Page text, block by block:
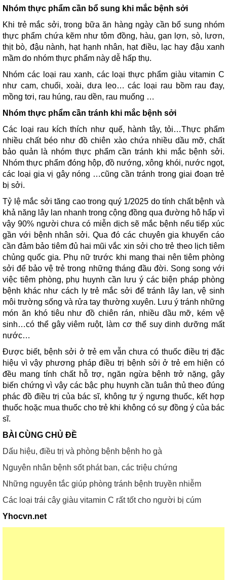
Nhóm thực phẩm cần bổ sung khi mắc bệnh sởi
Khi trẻ mắc sởi, trong bữa ăn hàng ngày cần bổ sung nhóm
thực phẩm chứa kẽm như tôm đồng, hàu, gan lợn, sò, lươn,
thịt bò, đậu nành, hạt hạnh nhân, hạt điều, lạc hay đậu xanh
mầm do nhóm thực phẩm này dễ hấp thụ.
Nhóm các loại rau xanh, các loại thực phẩm giàu vitamin C
như cam, chuối, xoài, dưa leo… các loại rau bồm rau đay,
mồng tơi, rau húng, rau dền, rau muống …
Nhóm thực phẩm cần tránh khi mắc bệnh sởi
Các loại rau kích thích như quế, hành tây, tỏi…Thực phẩm
nhiều chất béo như đồ chiên xào chứa nhiều dầu mỡ, chất
bảo quản là nhóm thực phẩm cần tránh khi mắc bệnh sởi.
Nhóm thực phẩm đóng hộp, đồ nướng, xông khói, nước ngọt,
các loại gia vị gây nóng …cũng cần tránh trong giai đoạn trẻ
bị sởi.
Tỷ lệ mắc sởi tăng cao trong quý 1/2025 do tính chất bệnh và
khả năng lây lan nhanh trong cộng đồng qua đường hô hấp vì
vậy 90% người chưa có miễn dịch sẽ mắc bệnh nếu tiếp xúc
gần với bệnh nhân sởi. Qua đó các chuyên gia khuyến cáo
cần đảm bảo tiêm đủ hai mũi vắc xin sởi cho trẻ theo lịch tiêm
chủng quốc gia. Phụ nữ trước khi mang thai nên tiêm phòng
sởi để bảo vệ trẻ trong những tháng đầu đời. Song song với
việc tiêm phòng, phụ huynh cần lưu ý các biện pháp phòng
bệnh khác như cách ly trẻ mắc sởi để tránh lây lan, vệ sinh
môi trường sống và rửa tay thường xuyên. Lưu ý tránh những
món ăn khó tiêu như đồ chiên rán, nhiều dầu mỡ, kém vệ
sinh…có thể gây viêm ruột, làm cơ thể suy dinh dưỡng mất
nước…
Được biết, bệnh sởi ở trẻ em vẫn chưa có thuốc điều trị đặc
hiệu vì vậy phương pháp điều trị bệnh sởi ở trẻ em hiện có
đều mang tính chất hỗ trợ, ngăn ngừa bệnh trở nặng, gây
biến chứng vì vậy các bậc phụ huynh cần tuân thủ theo đúng
phác đồ điều trị của bác sĩ, không tự ý ngưng thuốc, kết hợp
thuốc hoặc mua thuốc cho trẻ khi không có sự đồng ý của bác
sĩ.
BÀI CÙNG CHỦ ĐỀ
Dấu hiệu, điều trị và phòng bệnh bệnh ho gà
Nguyên nhân bệnh sốt phát ban, các triệu chứng
Những nguyên tắc giúp phòng tránh bệnh truyền nhiễm
Các loại trái cây giàu vitamin C rất tốt cho người bị cúm
Yhocvn.net